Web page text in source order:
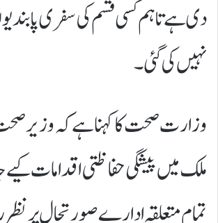
دی ہے تاہم کسی قسم کی سفری
نہیں کی گئی۔
وزارت صحت کا کہنا ہے کہ وزیر
ملک میں پیشگی حفاظتی اقدامات کیے
تمام متعلقہ ادارے صورتحال پر